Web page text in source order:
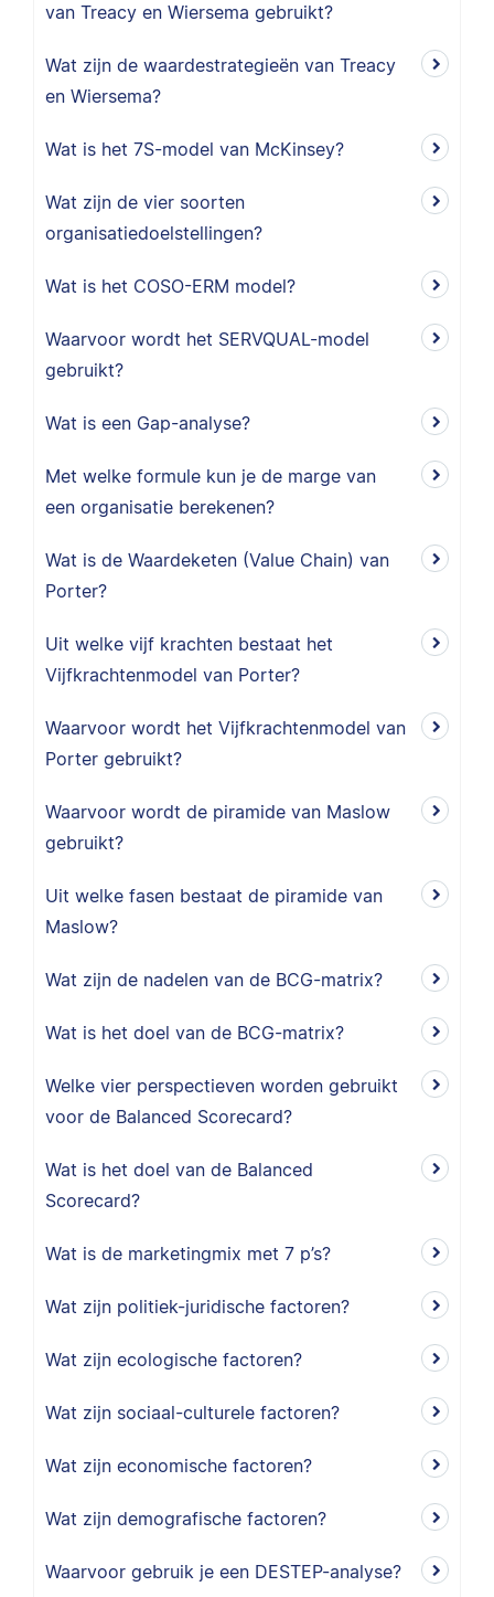
van Treacy en Wiersema gebruikt?
Wat zijn de waardestrategieën van Treacy
en Wiersema?
Wat is het 7S-model van McKinsey?
Wat zijn de vier soorten
organisatiedoelstellingen?
Wat is het COSO-ERM model?
Waarvoor wordt het SERVQUAL-model
gebruikt?
Wat is een Gap-analyse?
Met welke formule kun je de marge van
een organisatie berekenen?
Wat is de Waardeketen (Value Chain) van
Porter?
Uit welke vijf krachten bestaat het
Vijfkrachtenmodel van Porter?
Waarvoor wordt het Vijfkrachtenmodel van
Porter gebruikt?
Waarvoor wordt de piramide van Maslow
gebruikt?
Uit welke fasen bestaat de piramide van
Maslow?
Wat zijn de nadelen van de BCG-matrix?
Wat is het doel van de BCG-matrix?
Welke vier perspectieven worden gebruikt
voor de Balanced Scorecard?
Wat is het doel van de Balanced
Scorecard?
Wat is de marketingmix met 7 p’s?
Wat zijn politiek-juridische factoren?
Wat zijn ecologische factoren?
Wat zijn sociaal-culturele factoren?
Wat zijn economische factoren?
Wat zijn demografische factoren?
Waarvoor gebruik je een DESTEP-analyse?